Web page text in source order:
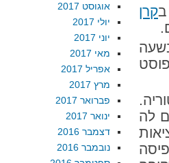
קרן
בשעה
לה
אוגוסט 2017
יולי 2017
יוני 2017
מאי 2017
אפריל 2017
מרץ 2017
פברואר 2017
ינואר 2017
דצמבר 2016
נובמבר 2016